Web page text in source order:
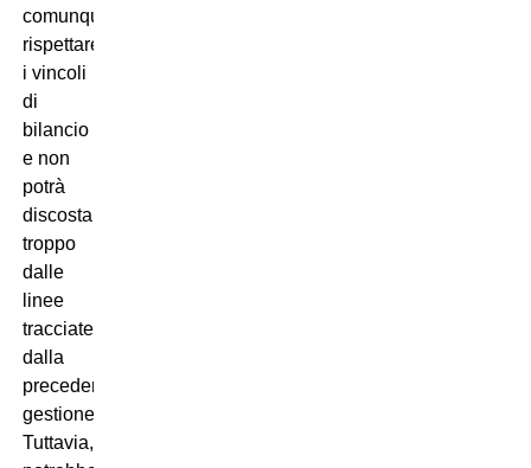
comunque
rispettare
i vincoli
di
bilancio
e non
potrà
discostarsi
troppo
dalle
linee
tracciate
dalla
precedente
gestione.
Tuttavia,